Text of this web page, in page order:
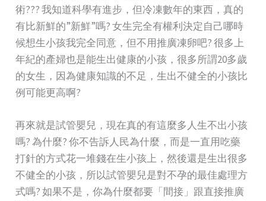
術??? 我知道科學有進步，但冷凍數年的東西，真的
有比新鮮的”新鮮”嗎? 女生完全有權利決定自己哪時
候想生小孩我完全同意，但不用推廣凍卵吧? 很多上
年紀的產婦也是能生出健康的小孩，很多所謂20多歲
的女生，因為健康知識的不足，生出不健全的小孩比
例可能更高啊?
再來就是試管嬰兒，現在真的有這麼多人生不出小孩
嗎? 為什麼? 你不告訴人民為什麼，而是一直用吃藥
打針的方式花一堆錢在生小孩上，然後還是生出很多
不健全的小孩，所以試管嬰兒是對不孕的最佳處理方
式嗎? 如果不是，你為什麼都要「間接」跟直接推廣